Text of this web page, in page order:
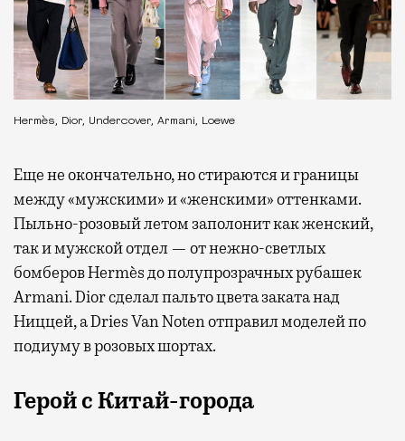
Hermès, Dior, Undercover, Armani, Loewe
Еще не окончательно, но стираются и границы
между «мужскими» и «женскими» оттенками.
Пыльно-розовый летом заполонит как женский,
так и мужской отдел — от нежно-светлых
бомберов Hermès до полупрозрачных рубашек
Armani. Dior сделал пальто цвета заката над
Ниццей, а Dries Van Noten отправил моделей по
подиуму в розовых шортах.
Герой с Китай-города